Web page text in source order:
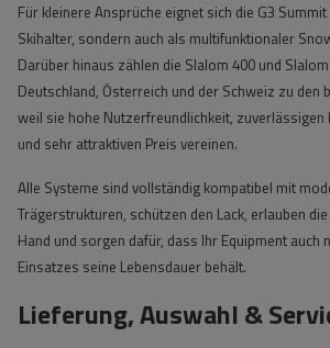
Für kleinere Ansprüche eignet sich die G3
Skihalter, sondern auch als multifunktionaler
Darüber hinaus zählen die Slalom 400 und
Deutschland, Österreich und der Schweiz zu den
weil sie hohe Nutzerfreundlichkeit, zuverlässigen
und sehr attraktiven Preis vereinen.
Alle Systeme sind vollständig kompatibel mit
Trägerstrukturen, schützen den Lack, erlauben
Hand und sorgen dafür, dass Ihr Equipment auch
Einsatzes seine Lebensdauer behält.
Lieferung, Auswahl &